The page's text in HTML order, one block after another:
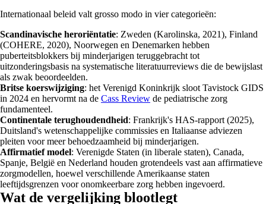
Internationaal beleid valt grosso modo in vier categorieën:
Scandinavische heroriëntatie: Zweden (Karolinska, 2021), Finland
(COHERE, 2020), Noorwegen en Denemarken hebben
puberteitsblokkers bij minderjarigen teruggebracht tot
uitzonderingsbasis na systematische literatuurreviews die de bewijslast
als zwak beoordeelden.
Britse koerswijziging: het Verenigd Koninkrijk sloot Tavistock GIDS
in 2024 en hervormt na de Cass Review de pediatrische zorg
fundamenteel.
Continentale terughoudendheid: Frankrijk's HAS-rapport (2025),
Duitsland's wetenschappelijke commissies en Italiaanse adviezen
pleiten voor meer behoedzaamheid bij minderjarigen.
Affirmatief model: Verenigde Staten (in liberale staten), Canada,
Spanje, België en Nederland houden grotendeels vast aan affirmatieve
zorgmodellen, hoewel verschillende Amerikaanse staten
leeftijdsgrenzen voor onomkeerbare zorg hebben ingevoerd.
Wat de vergelijking blootlegt